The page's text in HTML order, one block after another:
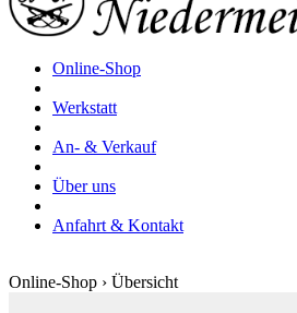
Online-Shop
Werkstatt
An- & Verkauf
Über uns
Anfahrt & Kontakt
Online-Shop › Übersicht